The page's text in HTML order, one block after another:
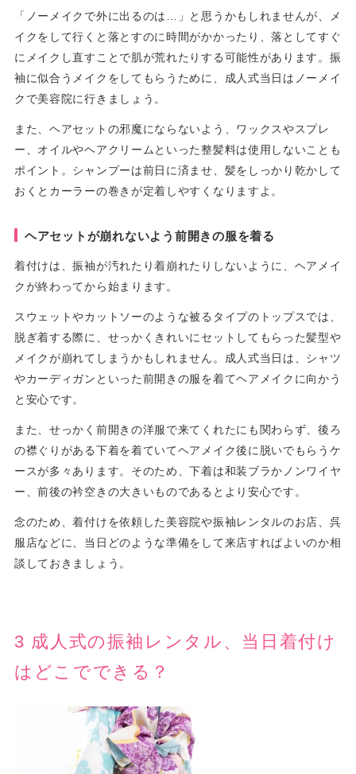
「ノーメイクで外に出るのは…」と思うかもしれませんが、メ
イクをして行くと落とすのに時間がかかったり、落としてすぐ
にメイクし直すことで肌が荒れたりする可能性があります。振
袖に似合うメイクをしてもらうために、成人式当日はノーメイ
クで美容院に行きましょう。
また、ヘアセットの邪魔にならないよう、ワックスやスプレ
ー、オイルやヘアクリームといった整髪料は使用しないことも
ポイント。シャンプーは前日に済ませ、髪をしっかり乾かして
おくとカーラーの巻きが定着しやすくなりますよ。
ヘアセットが崩れないよう前開きの服を着る
着付けは、振袖が汚れたり着崩れたりしないように、ヘアメイ
クが終わってから始まります。
スウェットやカットソーのような被るタイプのトップスでは、
脱ぎ着する際に、せっかくきれいにセットしてもらった髪型や
メイクが崩れてしまうかもしれません。成人式当日は、シャツ
やカーディガンといった前開きの服を着てヘアメイクに向かう
と安心です。
また、せっかく前開きの洋服で来てくれたにも関わらず、後ろ
の襟ぐりがある下着を着ていてヘアメイク後に脱いでもらうケ
ースが多々あります。そのため、下着は和装ブラかノンワイヤ
ー、前後の衿空きの大きいものであるとより安心です。
念のため、着付けを依頼した美容院や振袖レンタルのお店、呉
服店などに、当日どのような準備をして来店すればよいのか相
談しておきましょう。
3 成人式の振袖レンタル、当日着付け
はどこでできる？